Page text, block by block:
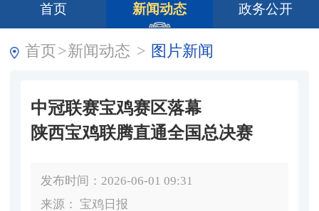
首页 新闻动态 政务公开
首页>新闻动态 > 图片新闻
中冠联赛宝鸡赛区落幕
陕西宝鸡联腾直通全国总决赛
发布时间：2026-06-01 09:31
来源： 宝鸡日报